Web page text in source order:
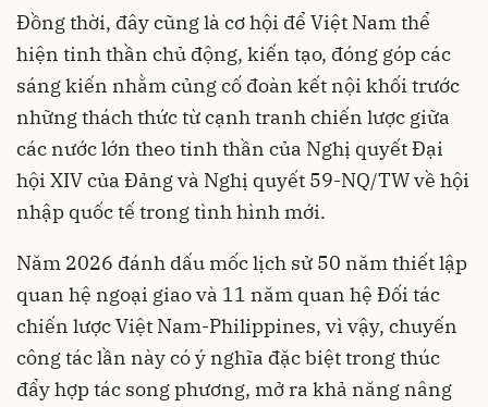
Đồng thời, đây cũng là cơ hội để Việt Nam thể
hiện tinh thần chủ động, kiến tạo, đóng góp các
sáng kiến nhằm củng cố đoàn kết nội khối trước
những thách thức từ cạnh tranh chiến lược giữa
các nước lớn theo tinh thần của Nghị quyết Đại
hội XIV của Đảng và Nghị quyết 59-NQ/TW về hội
nhập quốc tế trong tình hình mới.
Năm 2026 đánh dấu mốc lịch sử 50 năm thiết lập
quan hệ ngoại giao và 11 năm quan hệ Đối tác
chiến lược Việt Nam-Philippines, vì vậy, chuyến
công tác lần này có ý nghĩa đặc biệt trong thúc
đẩy hợp tác song phương, mở ra khả năng nâng